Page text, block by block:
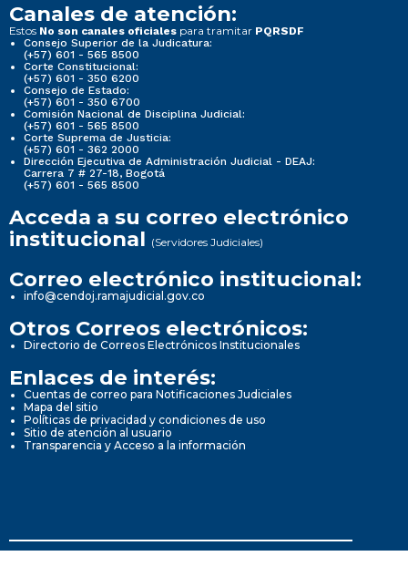
Canales de atención:
Estos No son canales oficiales para tramitar PQRSDF
Consejo Superior de la Judicatura:
(+57) 601 - 565 8500
Corte Constitucional:
(+57) 601 - 350 6200
Consejo de Estado:
(+57) 601 - 350 6700
Comisión Nacional de Disciplina Judicial:
(+57) 601 - 565 8500
Corte Suprema de Justicia:
(+57) 601 - 362 2000
Dirección Ejecutiva de Administración Judicial - DEAJ:
Carrera 7 # 27-18, Bogotá
(+57) 601 - 565 8500
Acceda a su correo electrónico
institucional (Servidores Judiciales)
Correo electrónico institucional:
info@cendoj.ramajudicial.gov.co
Otros Correos electrónicos:
Directorio de Correos Electrónicos Institucionales
Enlaces de interés:
Cuentas de correo para Notificaciones Judiciales
Mapa del sitio
Políticas de privacidad y condiciones de uso
Sitio de atención al usuario
Transparencia y Acceso a la información